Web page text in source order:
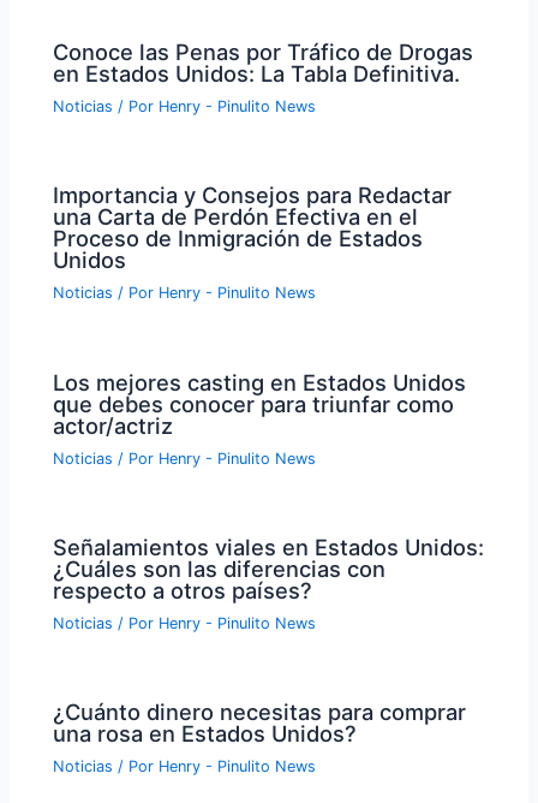
Conoce las Penas por Tráfico de Drogas
en Estados Unidos: La Tabla Definitiva.
Noticias / Por Henry - Pinulito News
Importancia y Consejos para Redactar
una Carta de Perdón Efectiva en el
Proceso de Inmigración de Estados
Unidos
Noticias / Por Henry - Pinulito News
Los mejores casting en Estados Unidos
que debes conocer para triunfar como
actor/actriz
Noticias / Por Henry - Pinulito News
Señalamientos viales en Estados Unidos:
¿Cuáles son las diferencias con
respecto a otros países?
Noticias / Por Henry - Pinulito News
¿Cuánto dinero necesitas para comprar
una rosa en Estados Unidos?
Noticias / Por Henry - Pinulito News